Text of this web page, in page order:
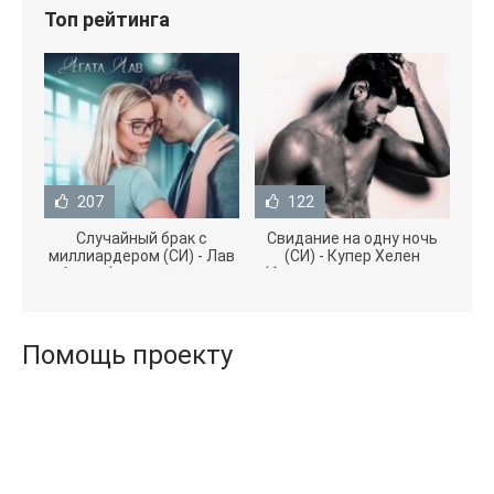
Топ рейтинга
207
Случайный брак с
миллиардером (СИ) - Лав
Агата (полная версия
122
Свидание на одну ночь
(СИ) - Купер Хелен
(бесплатные серии книг
Помощь проекту